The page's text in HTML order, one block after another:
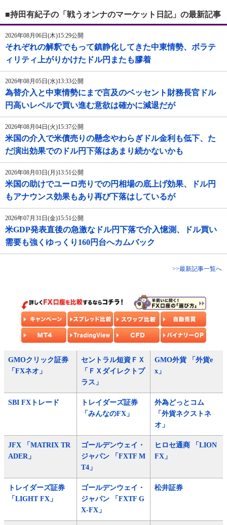
■持田有紀子の「戦うオンナのマーケット日記」の最新記事
2026年08月06日(木)15:29公開
それぞれの解釈でもって鎮静化してきた中東情勢、ボラテ
ィリティ上がりかけたドル円またも膠着
2026年08月05日(水)13:33公開
為替介入と中東情勢にまで言及のベッセント財務長官ドル
円高いレベルで買い進む意欲は確かに減退だが
2026年08月04日(火)15:37公開
米国の介入で米債売りの懸念やわらぎドル金利も低下、た
だ演出効果でのドル円下落はあまり続かないかも
2026年08月03日(月)13:51公開
米国の助けでユーロ売りでの円相場の底上げ効果、ドル円
もアナウンス効果もあり再び下落はしているが
2026年07月31日(金)15:51公開
米GDP発表直後の急激なドル円下落で介入憶測、ドル買い
需要も強くゆっくり160円台へカムバック
>>最新記事一覧へ
GMOクリック証券
「FXネオ」
セントラル短資ＦＸ
「ＦＸダイレクトプ
ラス」
GMO外貨 「外貨e
x」
SBI FXトレード
トレイダーズ証券
「みんなのFX」
外為どっとコム
「外貨ネクストネ
オ」
JFX 「MATRIX TR
ADER」
ゴールデンウェイ・
ジャパン 「FXTF M
T4」
ヒロセ通商 「LION
FX」
トレイダーズ証券
「LIGHT FX」
ゴールデンウェイ・
ジャパン 「FXTF G
X-FX」
松井証券